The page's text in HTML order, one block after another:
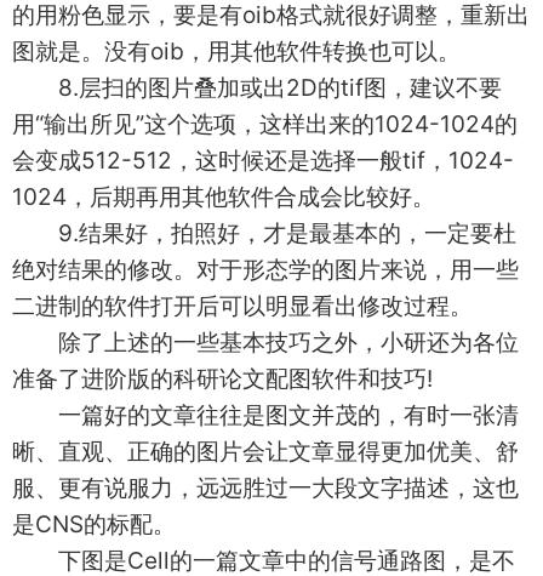
的用粉色显示，要是有oib格式就很好调整，重新出
图就是。没有oib，用其他软件转换也可以。
8.层扫的图片叠加或出2D的tif图，建议不要
用“输出所见”这个选项，这样出来的1024-1024的
会变成512-512，这时候还是选择一般tif，1024-
1024，后期再用其他软件合成会比较好。
9.结果好，拍照好，才是最基本的，一定要杜
绝对结果的修改。对于形态学的图片来说，用一些
二进制的软件打开后可以明显看出修改过程。
除了上述的一些基本技巧之外，小研还为各位
准备了进阶版的科研论文配图软件和技巧!
一篇好的文章往往是图文并茂的，有时一张清
晰、直观、正确的图片会让文章显得更加优美、舒
服、更有说服力，远远胜过一大段文字描述，这也
是CNS的标配。
下图是Cell的一篇文章中的信号通路图，是不